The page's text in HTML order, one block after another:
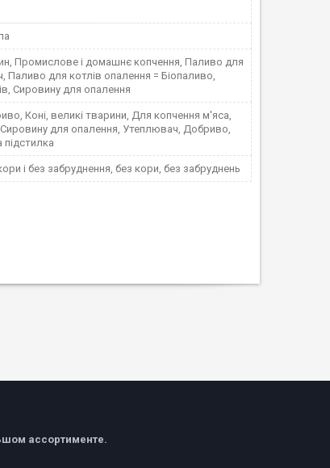
Промислове і домашнє копчення, Паливо для
Паливо для котлів опалення = Біопаливо,
Сировину для опалення
Коні, великі тварини, Для копчення м'яса,
Сировину для опалення, Утеплювач, Добриво,
підстилка
і без забруднення, без кори, без забруднень
ассортименте.